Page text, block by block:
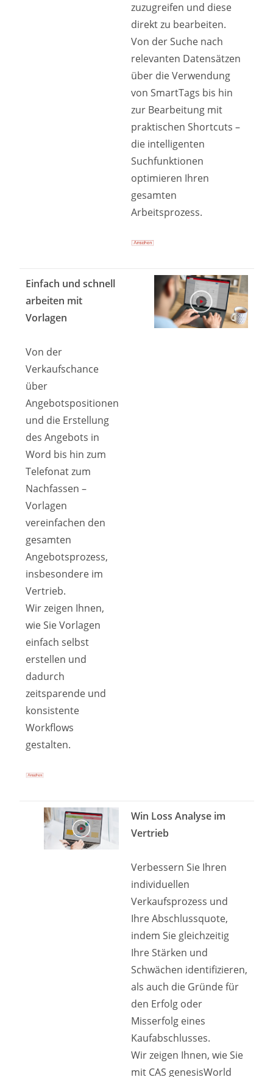
zuzugreifen und diese
direkt zu bearbeiten.
Von der Suche nach
relevanten Datensätzen
über die Verwendung
von SmartTags bis hin
zur Bearbeitung mit
praktischen Shortcuts –
die intelligenten
Suchfunktionen
optimieren Ihren
gesamten
Arbeitsprozess.
Einfach und schnell
arbeiten mit
Vorlagen
Von der
Verkaufschance
über
Angebotspositionen
und die Erstellung
des Angebots in
Word bis hin zum
Telefonat zum
Nachfassen –
Vorlagen
vereinfachen den
gesamten
Angebotsprozess,
insbesondere im
Vertrieb.
Wir zeigen Ihnen,
wie Sie Vorlagen
einfach selbst
erstellen und
dadurch
zeitsparende und
konsistente
Workflows
gestalten.
Win Loss Analyse im
Vertrieb
Verbessern Sie Ihren
individuellen
Verkaufsprozess und
Ihre Abschlussquote,
indem Sie gleichzeitig
Ihre Stärken und
Schwächen identifizieren,
als auch die Gründe für
den Erfolg oder
Misserfolg eines
Kaufabschlusses.
Wir zeigen Ihnen, wie Sie
mit CAS genesisWorld